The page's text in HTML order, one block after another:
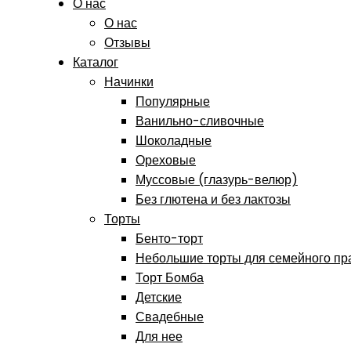
О нас
О нас
Отзывы
Каталог
Начинки
Популярные
Ванильно-сливочные
Шоколадные
Ореховые
Муссовые (глазурь-велюр)
Без глютена и без лактозы
Торты
Бенто-торт
Небольшие торты для семейного
Торт Бомба
Детские
Свадебные
Для нее